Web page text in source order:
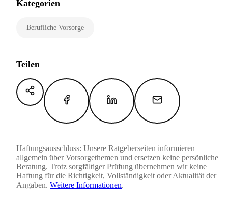
Kategorien
Berufliche Vorsorge
Teilen
Haftungsausschluss: Unsere Ratgeberseiten informieren
allgemein über Vorsorgethemen und ersetzen keine persönliche
Beratung. Trotz sorgfältiger Prüfung übernehmen wir keine
Haftung für die Richtigkeit, Vollständigkeit oder Aktualität der
Angaben. Weitere Informationen.